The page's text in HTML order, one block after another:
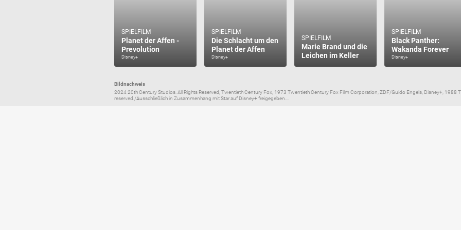
SPIELFILM
Planet der Affen -
Prevolution
Disney+
SPIELFILM
Die Schlacht um den
Planet der Affen
Disney+
SPIELFILM
Marie Brand und die
Leichen im Keller
SPIELFILM
Black Panther:
Wakanda Forever
Disney+
Bildnachweis
2024 20th Century Studios. All Rights Reserved, Twentieth Century Fox, 1973 Twentieth Century Fox Film Corporation, ZDF/Guido Engels, Disney+, 1988
reserved./Ausschließlich in Zusammenhang mit Star auf Disney+ freigegeben....